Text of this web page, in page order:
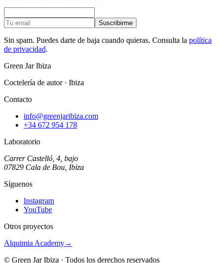
Suscribirme
Sin spam. Puedes darte de baja cuando quieras. Consulta la política
de privacidad.
Green Jar Ibiza
Coctelería de autor · Ibiza
Contacto
info@greenjaribiza.com
+34 672 954 178
Laboratorio
Carrer Castelló, 4, bajo
07829 Cala de Bou, Ibiza
Síguenos
Instagram
YouTube
Otros proyectos
Alquimia Academy→
© Green Jar Ibiza · Todos los derechos reservados